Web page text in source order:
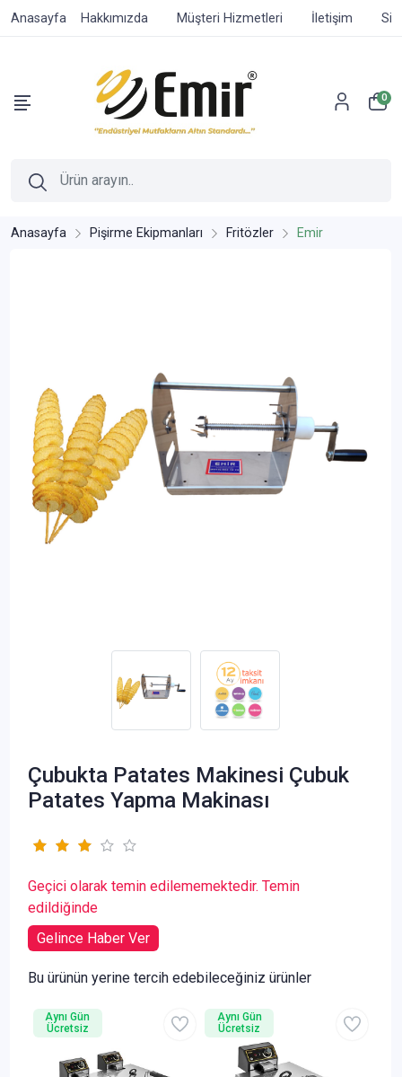
Anasayfa Hakkımızda Müşteri Hizmetleri İletişim
0
Anasayfa Pişirme Ekipmanları Fritözler Emir
Çubukta Patates Makinesi Çubuk
Patates Yapma Makinası
Geçici olarak temin edilememektedir. Temin
edildiğinde
Gelince Haber Ver
Bu ürünün yerine tercih edebileceğiniz ürünler
Aynı Gün
Ücretsiz
Aynı Gün
Ücretsiz